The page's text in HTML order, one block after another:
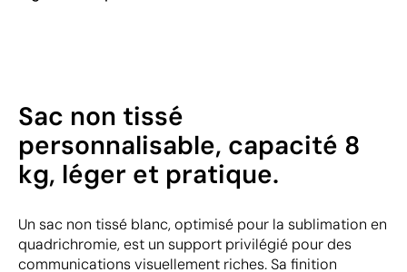
Sac non tissé
personnalisable, capacité 8
kg, léger et pratique.
Un sac non tissé blanc, optimisé pour la sublimation en
quadrichromie, est un support privilégié pour des
communications visuellement riches. Sa finition